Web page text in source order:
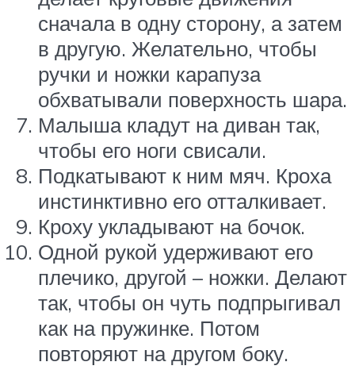
сначала в одну сторону, а затем
в другую. Желательно, чтобы
ручки и ножки карапуза
обхватывали поверхность шара.
Малыша кладут на диван так,
чтобы его ноги свисали.
Подкатывают к ним мяч. Кроха
инстинктивно его отталкивает.
Кроху укладывают на бочок.
Одной рукой удерживают его
плечико, другой – ножки. Делают
так, чтобы он чуть подпрыгивал
как на пружинке. Потом
повторяют на другом боку.